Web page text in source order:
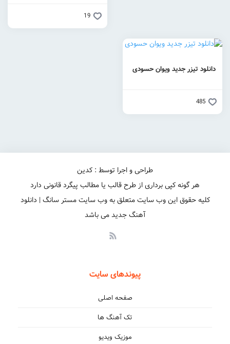
19
دانلود تیزر جدید ویوان حسودی
485
طراحی و اجرا توسط : کدین
هر گونه کپی برداری از طرح قالب یا مطالب پیگرد قانونی دارد
کلیه حقوق این وب سایت متعلق به وب سایت مستر سانگ | دانلود
آهنگ جدید می باشد
پیوندهای سایت
صفحه اصلی
تک آهنگ ها
موزیک ویدیو